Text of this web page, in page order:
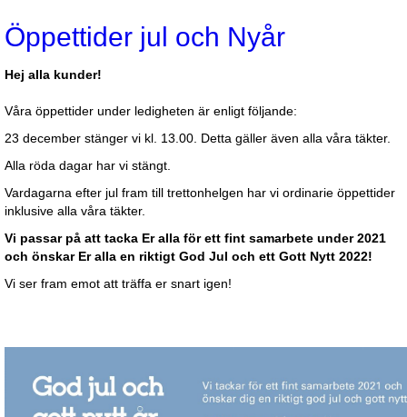
Öppettider jul och Nyår
Hej alla kunder!
Våra öppettider under ledigheten är enligt följande:
23 december stänger vi kl. 13.00. Detta gäller även alla våra täkter.
Alla röda dagar har vi stängt.
Vardagarna efter jul fram till trettonhelgen har vi ordinarie öppettider
inklusive alla våra täkter.
Vi passar på att tacka Er alla för ett fint samarbete under 2021
och önskar Er alla en riktigt God Jul och ett Gott Nytt 2022!
Vi ser fram emot att träffa er snart igen!